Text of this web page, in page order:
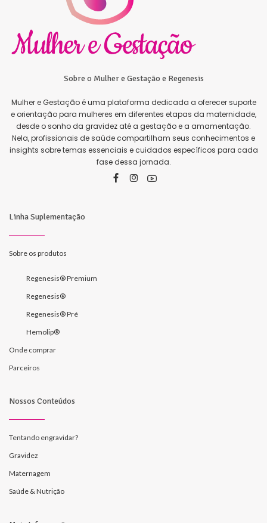
Sobre o Mulher e Gestação e Regenesis
Mulher e Gestação é uma plataforma dedicada a oferecer suporte
e orientação para mulheres em diferentes etapas da maternidade,
desde o sonho da gravidez até a gestação e a amamentação.
Nela, profissionais de saúde compartilham seus conhecimentos e
insights sobre temas essenciais e cuidados específicos para cada
fase dessa jornada.
Linha Suplementação
Sobre os produtos
Regenesis® Premium
Regenesis®
Regenesis® Pré
Hemolip®
Onde comprar
Parceiros
Nossos Conteúdos
Tentando engravidar?
Gravidez
Maternagem
Saúde & Nutrição